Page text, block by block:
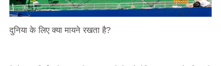
दुनिया के लिए क्या मायने रखता है?